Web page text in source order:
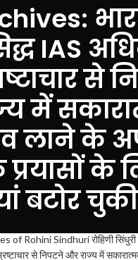
IAS
से
में
लाने के
के
बटोर